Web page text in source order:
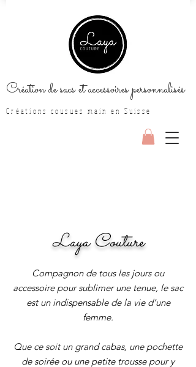
Création de sacs et accessoires personnalisés
Créations cousues main en Suisse
Laya Couture
Compagnon de tous les jours ou
accessoire pour sublimer une tenue, le sac
est un indispensable de la vie d’une
femme.
Que ce soit un grand cabas, une pochette
de soirée ou une petite trousse pour y